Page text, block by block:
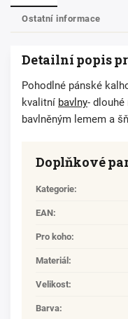
Ostatní informace
Detailní popis
Pohodlné pánské
kvalitní bavlny- dlouhé
bavlněným lemem a
Doplňkové
Kategorie:
EAN:
Pro koho:
Materiál :
Velikost:
Barva: